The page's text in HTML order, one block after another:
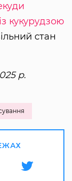
кукурудзою
стан
р.